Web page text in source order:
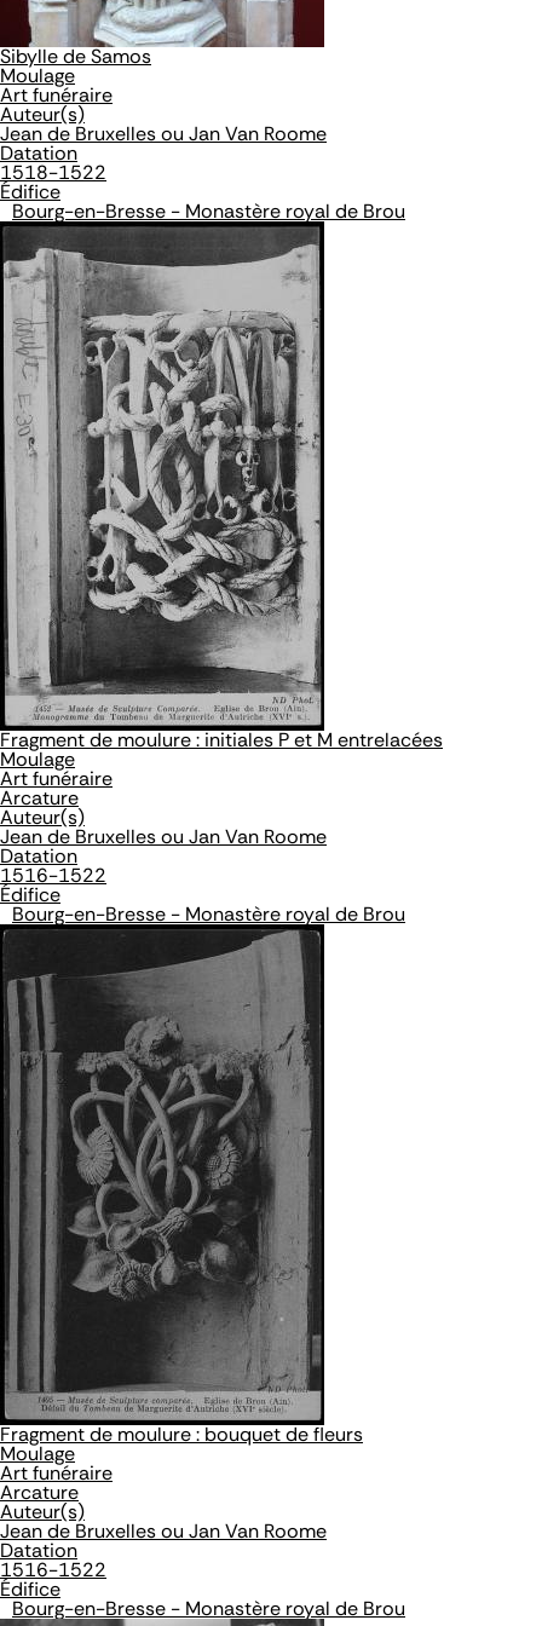
Sibylle de Samos
Moulage
Art funéraire
Auteur(s)
Jean de Bruxelles ou Jan Van Roome
Datation
1518-1522
Édifice
Bourg-en-Bresse - Monastère royal de Brou
Fragment de moulure : initiales P et M entrelacées
Moulage
Art funéraire
Arcature
Auteur(s)
Jean de Bruxelles ou Jan Van Roome
Datation
1516-1522
Édifice
Bourg-en-Bresse - Monastère royal de Brou
Fragment de moulure : bouquet de fleurs
Moulage
Art funéraire
Arcature
Auteur(s)
Jean de Bruxelles ou Jan Van Roome
Datation
1516-1522
Édifice
Bourg-en-Bresse - Monastère royal de Brou